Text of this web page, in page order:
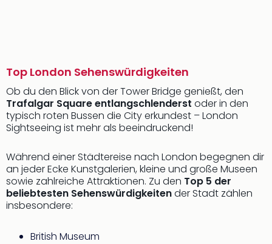
Top London Sehenswürdigkeiten
Ob du den Blick von der Tower Bridge genießt, den
Trafalgar Square entlangschlenderst oder in den
typisch roten Bussen die City erkundest – London
Sightseeing ist mehr als beeindruckend!
Während einer Städtereise nach London begegnen dir
an jeder Ecke Kunstgalerien, kleine und große Museen
sowie zahlreiche Attraktionen. Zu den Top 5 der
beliebtesten Sehenswürdigkeitender Stadt zählen
insbesondere:
British Museum